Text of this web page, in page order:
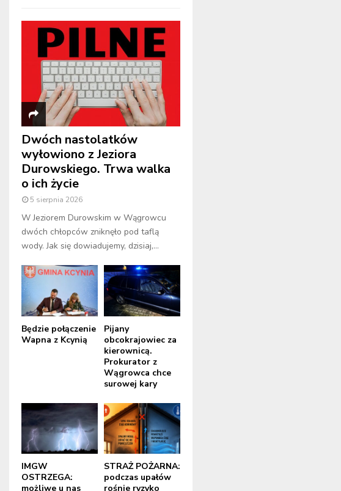
Dwóch nastolatków
wyłowiono z Jeziora
Durowskiego. Trwa walka
o ich życie
5 sierpnia 2026
W Jeziorem Durowskim w Wągrowcu
dwóch chłopców zniknęło pod taflą
wody. Jak się dowiadujemy, dzisiaj,...
Będzie połączenie
Wapna z Kcynią
Pijany
obcokrajowiec za
kierownicą.
Prokurator z
Wągrowca chce
surowej kary
IMGW
OSTRZEGA:
możliwe u nas
STRAŻ POŻARNA:
podczas upałów
rośnie ryzyko